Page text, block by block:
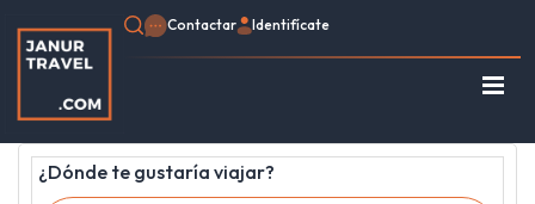
Contactar Identifícate
Inicio
¿Dónde te gustaría viajar?